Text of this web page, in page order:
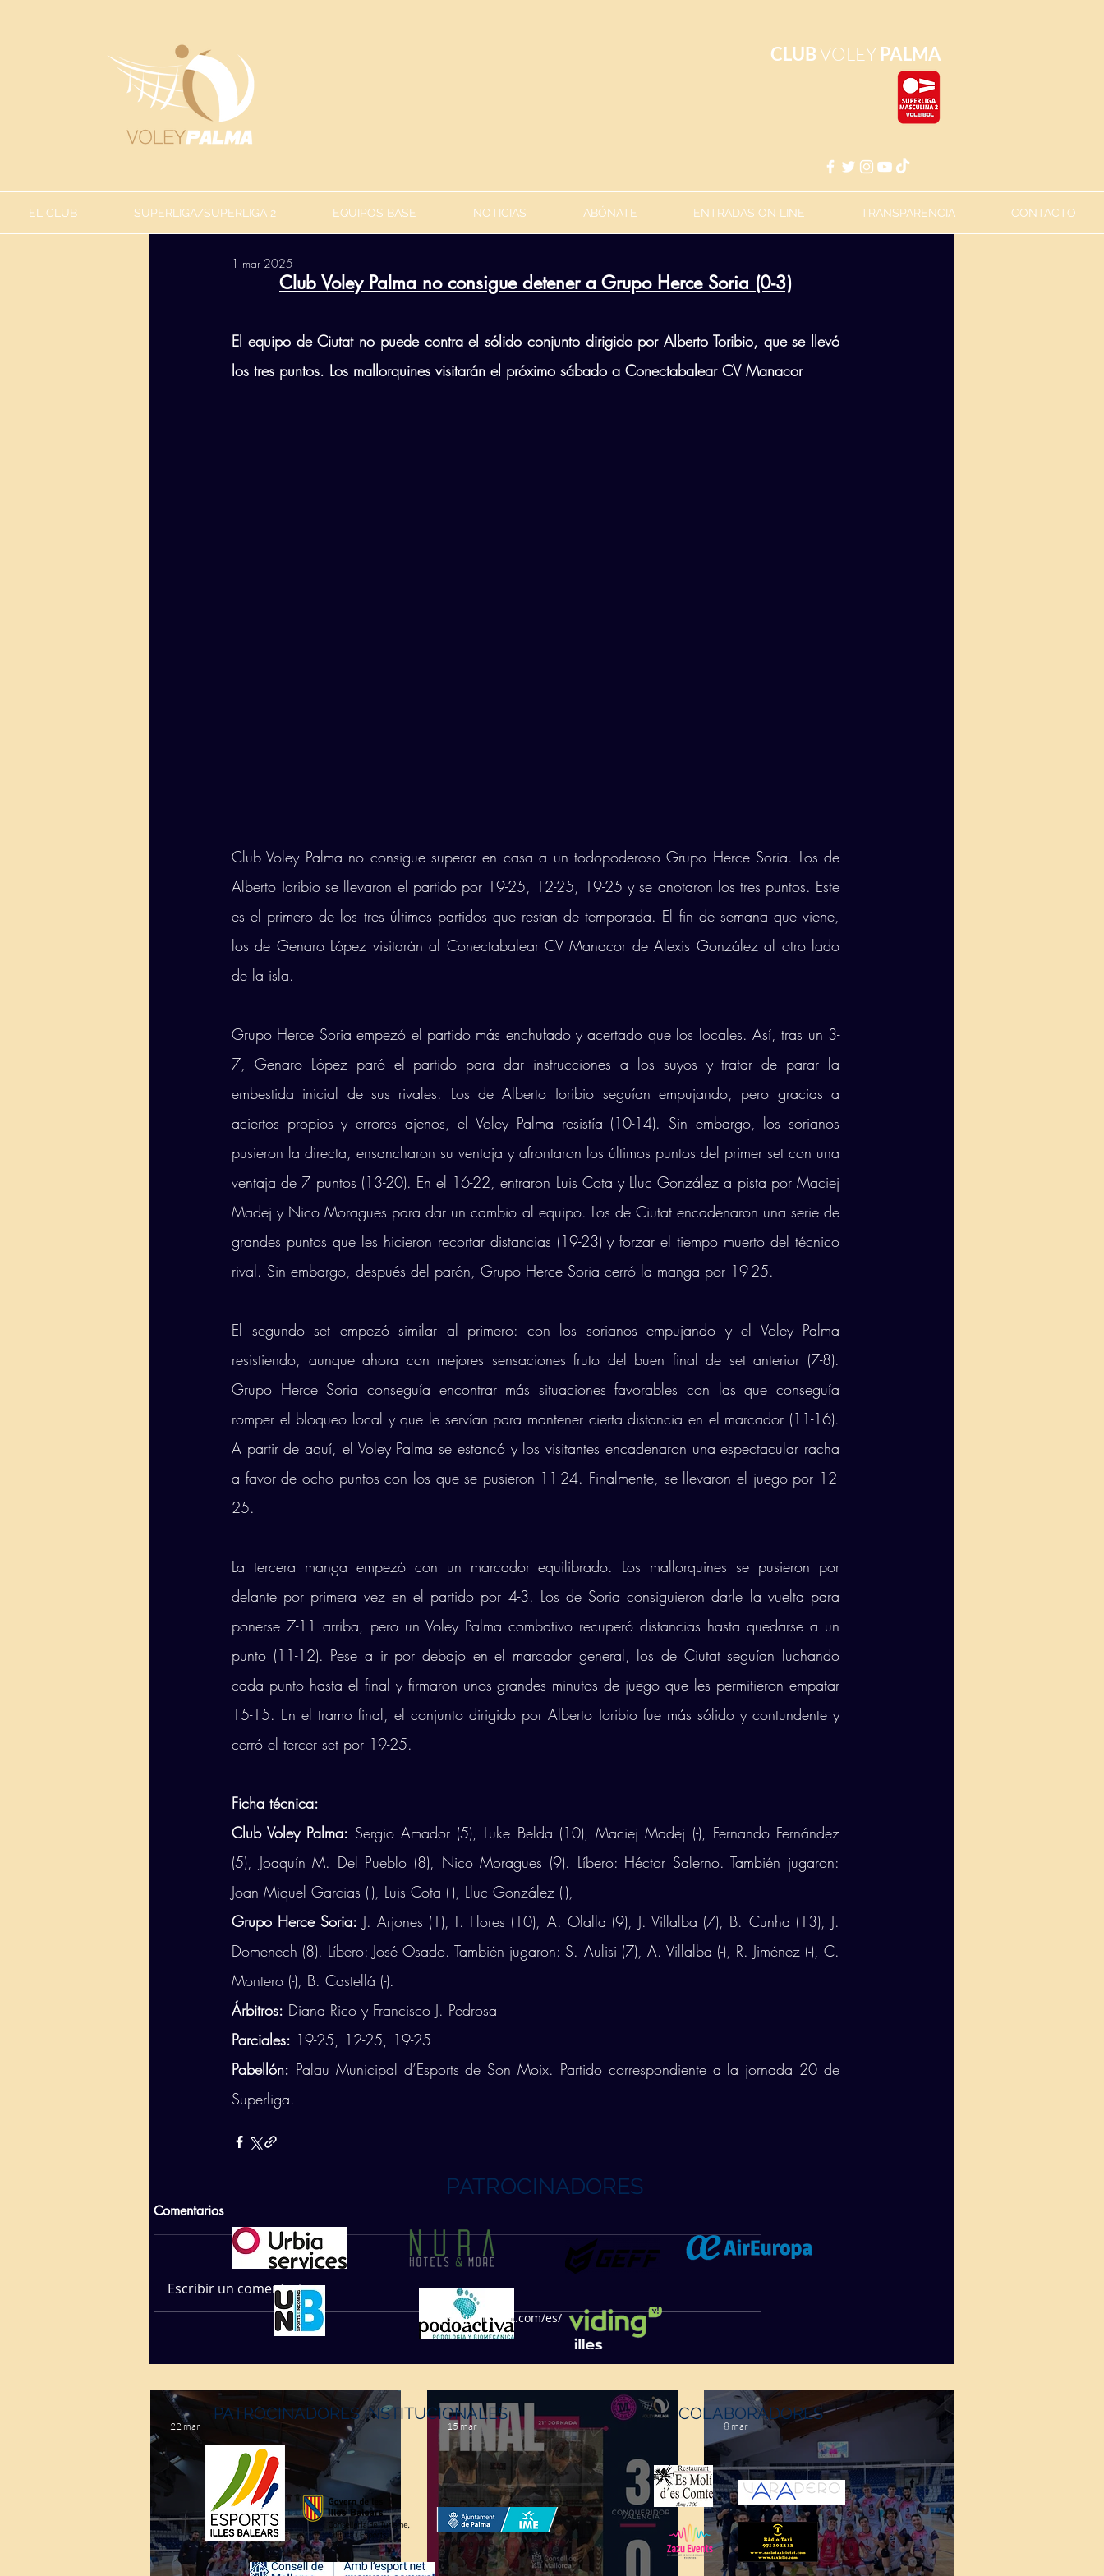
CLUBVOLEY PALMA
EL CLUB SUPERLIGA/SUPERLIGA 2 EQUIPOS BASE NOTICIAS ABÓNATE ENTRADAS ON LINE TRANSPARENCIA CONTACTO
1 mar 2025
Club Voley Palma no consigue detener a Grupo Herce Soria (0-3)
El equipo de Ciutat no puede contra el sólido conjunto dirigido por Alberto Toribio, que se llevó
los tres puntos. Los mallorquines visitarán el próximo sábado a Conectabalear CV Manacor
Club Voley Palma no consigue superar en casa a un todopoderoso Grupo Herce Soria. Los de
Alberto Toribio se llevaron el partido por 19-25, 12-25, 19-25 y se anotaron los tres puntos. Este
es el primero de los tres últimos partidos que restan de temporada. El fin de semana que viene,
los de Genaro López visitarán al Conectabalear CV Manacor de Alexis González al otro lado
de la isla.
Grupo Herce Soria empezó el partido más enchufado y acertado que los locales. Así, tras un 3-
7, Genaro López paró el partido para dar instrucciones a los suyos y tratar de parar la
embestida inicial de sus rivales. Los de Alberto Toribio seguían empujando, pero gracias a
aciertos propios y errores ajenos, el Voley Palma resistía (10-14). Sin embargo, los sorianos
pusieron la directa, ensancharon su ventaja y afrontaron los últimos puntos del primer set con una
ventaja de 7 puntos (13-20). En el 16-22, entraron Luis Cota y Lluc González a pista por Maciej
Madej y Nico Moragues para dar un cambio al equipo. Los de Ciutat encadenaron una serie de
grandes puntos que les hicieron recortar distancias (19-23) y forzar el tiempo muerto del técnico
rival. Sin embargo, después del parón, Grupo Herce Soria cerró la manga por 19-25.
El segundo set empezó similar al primero: con los sorianos empujando y el Voley Palma
resistiendo, aunque ahora con mejores sensaciones fruto del buen final de set anterior (7-8).
Grupo Herce Soria conseguía encontrar más situaciones favorables con las que conseguía
romper el bloqueo local y que le servían para mantener cierta distancia en el marcador (11-16).
A partir de aquí, el Voley Palma se estancó y los visitantes encadenaron una espectacular racha
a favor de ocho puntos con los que se pusieron 11-24. Finalmente, se llevaron el juego por 12-
25.
La tercera manga empezó con un marcador equilibrado. Los mallorquines se pusieron por
delante por primera vez en el partido por 4-3. Los de Soria consiguieron darle la vuelta para
ponerse 7-11 arriba, pero un Voley Palma combativo recuperó distancias hasta quedarse a un
punto (11-12). Pese a ir por debajo en el marcador general, los de Ciutat seguían luchando
cada punto hasta el final y firmaron unos grandes minutos de juego que les permitieron empatar
15-15. En el tramo final, el conjunto dirigido por Alberto Toribio fue más sólido y contundente y
cerró el tercer set por 19-25.
Ficha técnica:
Club Voley Palma: Sergio Amador (5), Luke Belda (10), Maciej Madej (-), Fernando Fernández
(5), Joaquín M. Del Pueblo (8), Nico Moragues (9). Líbero: Héctor Salerno. También jugaron:
Joan Miquel Garcias (-), Luis Cota (-), Lluc González (-),
Grupo Herce Soria: J. Arjones (1), F. Flores (10), A. Olalla (9), J. Villalba (7), B. Cunha (13), J.
Domenech (8). Líbero: José Osado. También jugaron: S. Aulisi (7), A. Villalba (-), R. Jiménez (-), C.
Montero (-), B. Castellá (-).
Árbitros: Diana Rico y Francisco J. Pedrosa
Parciales: 19-25, 12-25, 19-25
Pabellón: Palau Municipal d’Esports de Son Moix. Partido correspondiente a la jornada 20 de
Superliga.
Comentarios
Escribir un comentario...
22 mar 15 mar 8 mar
PATROCINADORES
PATROCINADORES INSTITUCIONALES COLABORADORES
https://geffsport.com/es/